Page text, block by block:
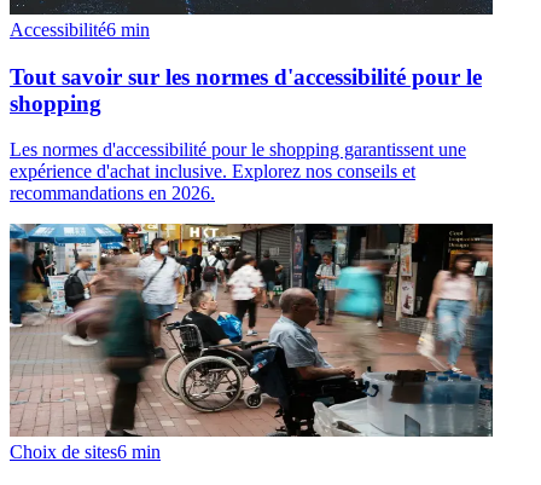
Accessibilité6 min
Tout savoir sur les normes d'accessibilité pour le
shopping
Les normes d'accessibilité pour le shopping garantissent une
expérience d'achat inclusive. Explorez nos conseils et
recommandations en 2026.
Choix de sites6 min